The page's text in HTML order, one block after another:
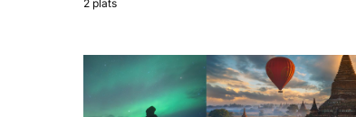
2 plats